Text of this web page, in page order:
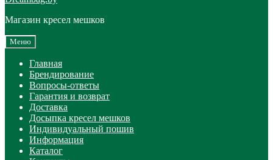
Магазин кресел мешков
Меню
Главная
Брендирование
Вопросы-ответы
Гарантия и возврат
Доставка
Досыпка кресел мешков
Индивидуальный пошив
Информация
Каталог